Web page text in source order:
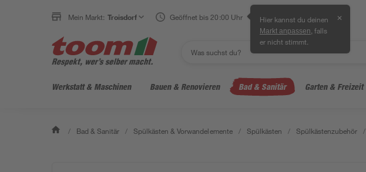
Mein Markt: Troisdorf Geöffnet bis 20:00 Uhr Hier kannst du deinen
Markt anpassen , falls
er nicht stimmt.
✕
Werkstatt & Maschinen Bauen & Renovieren Bad & Sanitär Garten & Freizeit
/ Bad & Sanitär / Spülkästen & Vorwandelemente / Spülkästen / Spülkästenzubehör /